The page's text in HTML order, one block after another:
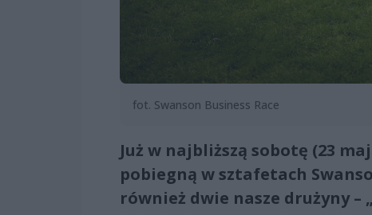
fot. Swanson Business Race
Już w najbliższą sobotę (23
pobiegną w sztafetach
również dwie nasze drużyny –